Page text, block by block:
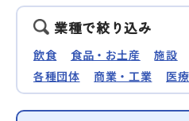
泊まる
イベント情報
業種で絞り込み
飲食 食品・お土産 施設
各種団体
商業・工業 医